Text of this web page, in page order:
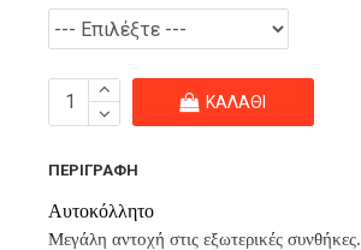
ΚΑΛΆΘΙ
ΠΕΡΙΓΡΑΦΉ
Αυτοκόλλητο
Μεγάλη αντοχή στις εξωτερικές συνθήκες.